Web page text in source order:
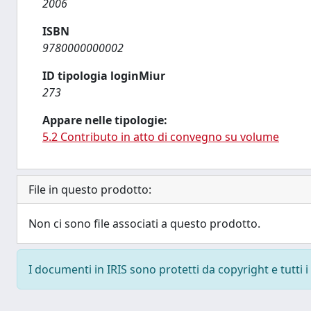
2006
ISBN
9780000000002
ID tipologia loginMiur
273
Appare nelle tipologie:
5.2 Contributo in atto di convegno su volume
File in questo prodotto:
Non ci sono file associati a questo prodotto.
I documenti in IRIS sono protetti da copyright e tutti